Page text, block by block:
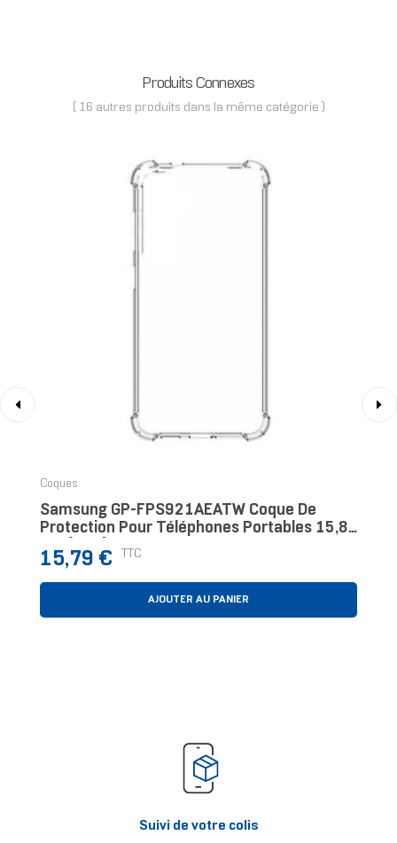
Produits Connexes
( 16 autres produits dans la même catégorie )
Coques
Samsung GP-FPS921AEATW Coque De
Protection Pour Téléphones Portables 15,8
Cm (6.2") Housse Transparent
Prix
15,79 € TTC
AJOUTER AU PANIER
Suivi de votre colis